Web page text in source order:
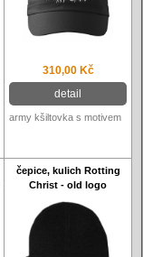
310,00 Kč
detail
army kšiltovka s motivem
čepice, kulich Rotting
Christ - old logo